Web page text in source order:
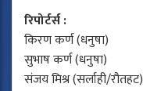
रिपोर्टर्स :
किरण कर्ण (धनुषा)
सुभाष कर्ण (धनुषा)
संजय मिश्र (सर्लाही/रौतहट)